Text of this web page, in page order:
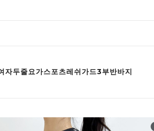
두줄요가스포츠레쉬가드3부반바지